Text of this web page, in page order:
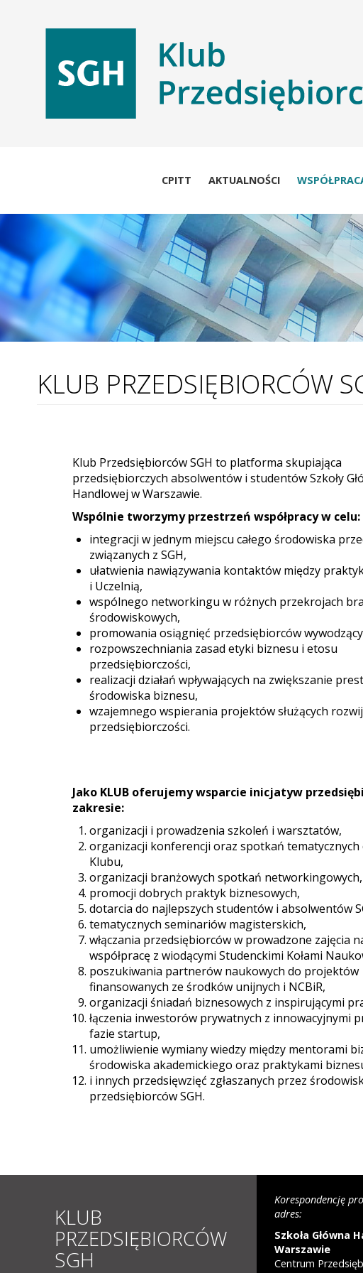
nawigacja
CPITT AKTUALNOŚCI
KLUB PRZEDSIĘBIORCÓW
Klub Przedsiębiorców SGH to platforma skupiająca
przedsiębiorczych absolwentów i studentów Szkoły
Handlowej w Warszawie.
Wspólnie tworzymy przestrzeń współpracy w celu:
integracji w jednym miejscu całego środowiska
związanych z SGH,
ułatwienia nawiązywania kontaktów między
i Uczelnią,
wspólnego networkingu w różnych przekrojach
środowiskowych,
promowania osiągnięć przedsiębiorców
rozpowszechniania zasad etyki biznesu i etosu
przedsiębiorczości,
realizacji działań wpływających na zwiększanie
środowiska biznesu,
wzajemnego wspierania projektów służących
przedsiębiorczości.
Jako KLUB oferujemy wsparcie inicjatyw
zakresie:
organizacji i prowadzenia szkoleń i warsztatów,
organizacji konferencji oraz spotkań tematycznych
Klubu,
organizacji branżowych spotkań networkingowych,
promocji dobrych praktyk biznesowych,
dotarcia do najlepszych studentów i absolwentów
tematycznych seminariów magisterskich,
włączania przedsiębiorców w prowadzone zajęcia
współpracę z wiodącymi Studenckimi Kołami
poszukiwania partnerów naukowych do projektów
finansowanych ze środków unijnych i NCBiR,
organizacji śniadań biznesowych z inspirującymi
łączenia inwestorów prywatnych z innowacyjnymi
fazie startup,
umożliwienie wymiany wiedzy między mentorami
środowiska akademickiego oraz praktykami
i innych przedsięwzięć zgłaszanych przez
przedsiębiorców SGH.
KLUB
PRZEDSIĘBIORCÓW
SGH
Korespondencję
adres:
Szkoła Główna
Warszawie
Centrum